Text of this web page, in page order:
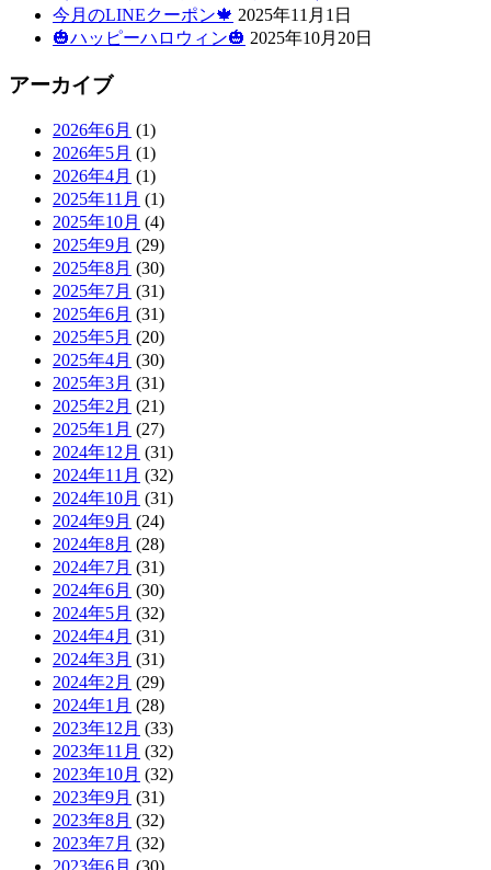
今月のLINEクーポン🍁 2025年11月1日
🎃ハッピーハロウィン🎃 2025年10月20日
アーカイブ
2026年6月 (1)
2026年5月 (1)
2026年4月 (1)
2025年11月 (1)
2025年10月 (4)
2025年9月 (29)
2025年8月 (30)
2025年7月 (31)
2025年6月 (31)
2025年5月 (20)
2025年4月 (30)
2025年3月 (31)
2025年2月 (21)
2025年1月 (27)
2024年12月 (31)
2024年11月 (32)
2024年10月 (31)
2024年9月 (24)
2024年8月 (28)
2024年7月 (31)
2024年6月 (30)
2024年5月 (32)
2024年4月 (31)
2024年3月 (31)
2024年2月 (29)
2024年1月 (28)
2023年12月 (33)
2023年11月 (32)
2023年10月 (32)
2023年9月 (31)
2023年8月 (32)
2023年7月 (32)